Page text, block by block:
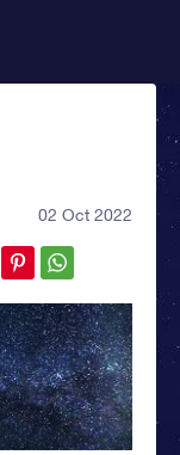
02 Oct 2022